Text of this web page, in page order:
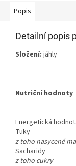
Popis
Detailní popis
Složení: jáhly
Nutriční hodnoty
Energetická
Tuky
z toho nasycené
Sacharidy
z toho cukry